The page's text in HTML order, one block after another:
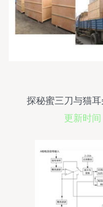
探秘蜜三刀与猫
更新时